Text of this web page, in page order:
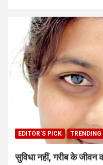
EDITOR'S PICK TRENDING
सुविधा नहीं, गरीब के जीवन